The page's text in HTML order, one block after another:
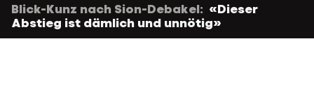
Blick-Kunz nach Sion-Debakel: «Dieser
Abstieg ist dämlich und unnötig»